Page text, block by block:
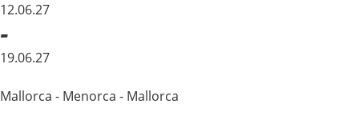
12.06.27
-
19.06.27
Mallorca - Menorca - Mallorca